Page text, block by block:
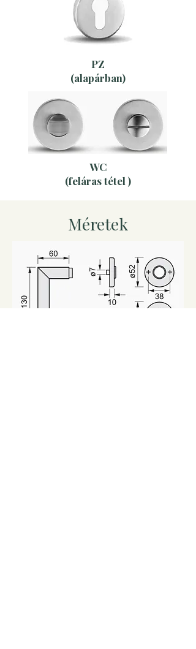
PZ
(alapárban)
WC
(feláras tétel )
Méretek